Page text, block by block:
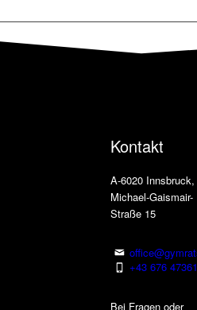
Kontakt
A-6020 Innsbruck,
Michael-Gaismair-
Straße 15
+43 676
Bei Fragen oder